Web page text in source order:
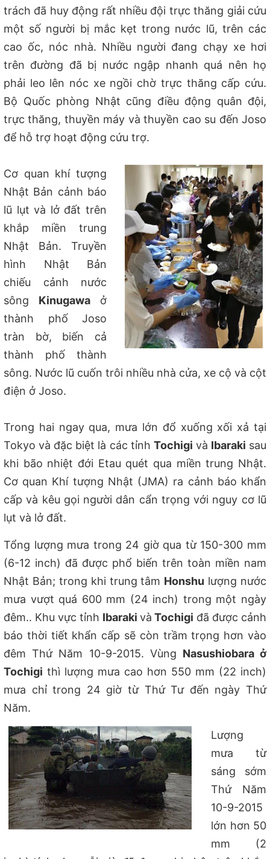
trách đã huy động rất nhiều đội trực thăng giải cứu
một số người bị mắc kẹt trong nước lũ, trên các
cao ốc, nóc nhà. Nhiều người đang chạy xe hơi
trên đường đã bị nước ngập nhanh quá nên họ
phải leo lên nóc xe ngồi chờ trực thăng cấp cứu.
Bộ Quốc phòng Nhật cũng điều động quân đội,
trực thăng, thuyền máy và thuyền cao su đến Joso
để hỗ trợ hoạt động cứu trợ.
Cơ quan khí tượng
Nhật Bản cảnh báo
lũ lụt và lở đất trên
khắp miền trung
Nhật Bản. Truyền
hình Nhật Bản
chiếu cảnh nước
sông Kinugawa ở
thành phố Joso
tràn bờ, biến cả
thành phố thành
sông. Nước lũ cuốn trôi nhiều nhà cửa, xe cộ và cột
điện ở Joso.
Trong hai ngay qua, mưa lớn đổ xuống xối xả tại
Tokyo và đặc biệt là các tỉnh Tochigi và Ibaraki sau
khi bão nhiệt đới Etau quét qua miền trung Nhật.
Cơ quan Khí tượng Nhật (JMA) ra cảnh báo khẩn
cấp và kêu gọi người dân cẩn trọng với nguy cơ lũ
lụt và lở đất.
Tổng lượng mưa trong 24 giờ qua từ 150-300 mm
(6-12 inch) đã được phổ biến trên toàn miền nam
Nhật Bản; trong khi trung tâm Honshu lượng nước
mưa vượt quá 600 mm (24 inch) trong một ngày
đêm.. Khu vực tỉnh Ibaraki và Tochigi đã được cảnh
báo thời tiết khẩn cấp sẽ còn trầm trọng hơn vào
đêm Thứ Năm 10-9-2015. Vùng Nasushiobara ở
Tochigi thì lượng mưa cao hơn 550 mm (22 inch)
mưa chỉ trong 24 giờ từ Thứ Tư đến ngày Thứ
Năm.
Lượng
mưa từ
sáng sớm
Thứ Năm
10-9-2015
lớn hơn 50
mm (2